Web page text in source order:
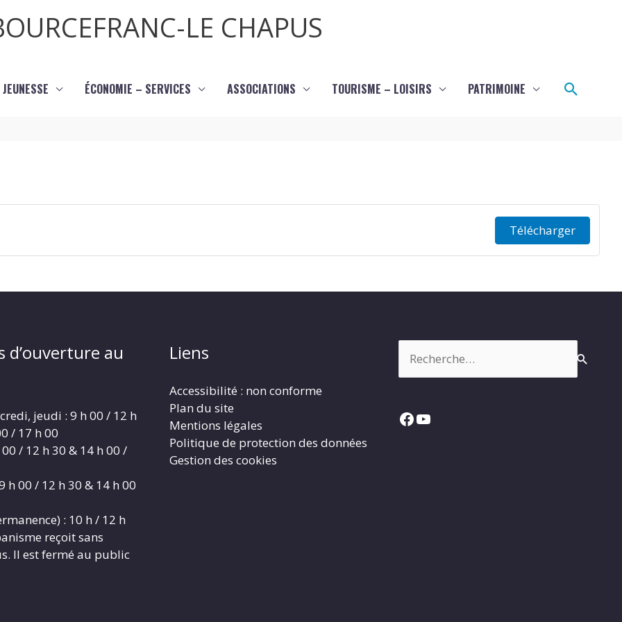
LE CHAPUS
JEUNESSE ÉCONOMIE – SERVICES ASSOCIATIONS TOURISME – LOISIRS PATRIMOINE
Télécharger
d’ouverture au
jeudi : 9 h 00 / 12 h
/ 17 h 00
/ 12 h 30 & 14 h 00 /
h 00 / 12 h 30 & 14 h 00
: 10 h / 12 h
reçoit sans
Il est fermé au public
Liens
Accessibilité : non conforme
Plan du site
Mentions légales
Politique de protection des données
Gestion des cookies
Facebook
YouTube